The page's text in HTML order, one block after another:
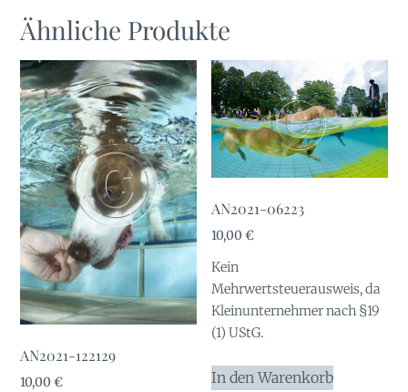
Ähnliche Produkte
AN2021-122129
10,00€
AN2021-06223
10,00€
Kein
Mehrwertsteuerausweis, da
Kleinunternehmer nach §19
(1) UStG.
In den Warenkorb